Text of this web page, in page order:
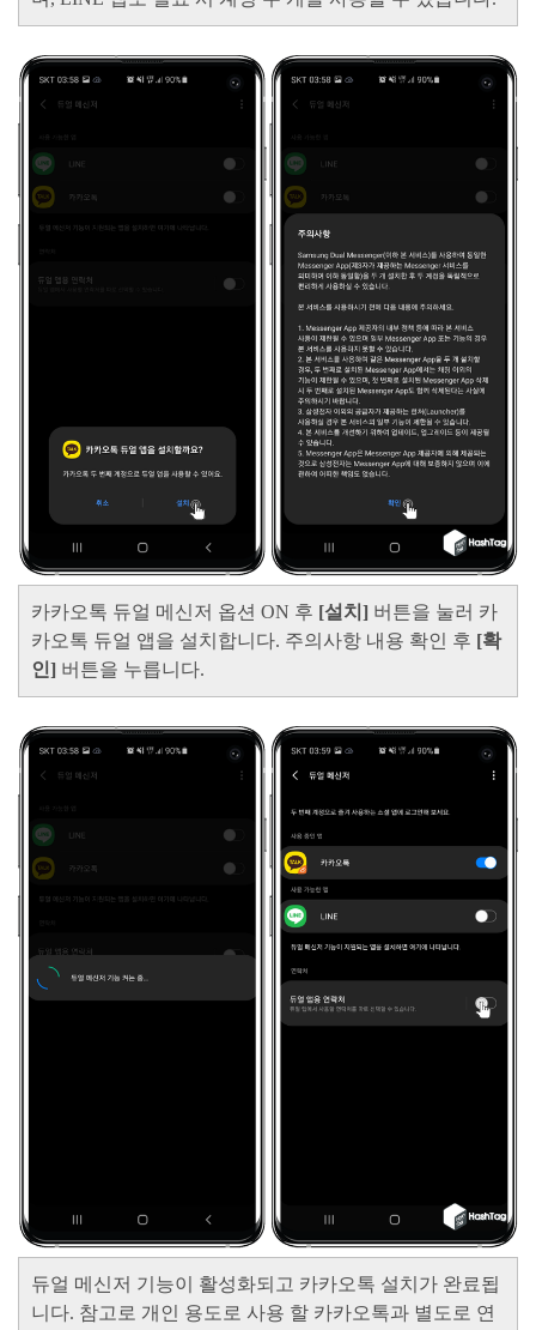
카카오톡 듀얼 메신저 옵션 ON 후 [설치] 버튼을 눌러 카
카오톡 듀얼 앱을 설치합니다. 주의사항 내용 확인 후 [확
인] 버튼을 누릅니다.
듀얼 메신저 기능이 활성화되고 카카오톡 설치가 완료됩
니다. 참고로 개인 용도로 사용 할 카카오톡과 별도로 연